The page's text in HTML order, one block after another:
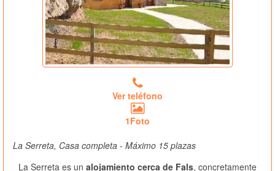
Ver teléfono
1Foto
La Serreta, Casa completa - Máximo 15 plazas
La Serreta es un alojamiento cerca de Fals, concretamente